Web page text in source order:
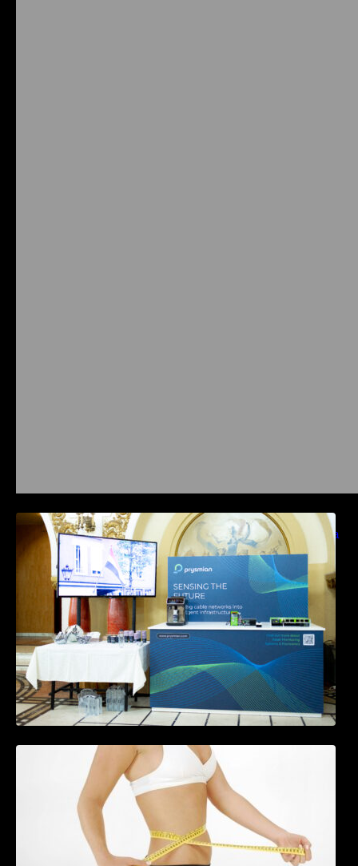
Prysmian aduce la COMM26 tehnologii de
sensing si Digital Energy pentru monitorizarea
in timp real a infrastrucrutilor critice
Tratamentul Wegovy® generează o scădere
în greutate de până la 22,6% la femei în
perioada menopauzei și reduce la jumătate
riscul de migrene